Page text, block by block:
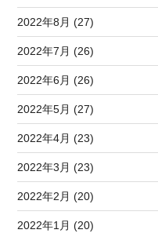
2022年8月 (27)
2022年7月 (26)
2022年6月 (26)
2022年5月 (27)
2022年4月 (23)
2022年3月 (23)
2022年2月 (20)
2022年1月 (20)